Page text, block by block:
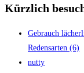
Kürzlich
Gebrauch
Redens­ar­ten (6)
nut­ty